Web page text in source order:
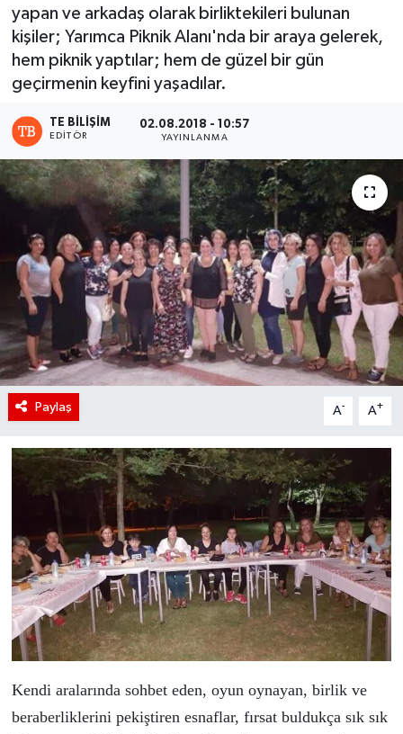
yapan ve arkadaş olarak birliktekileri bulunan
kişiler; Yarımca Piknik Alanı'nda bir araya gelerek,
hem piknik yaptılar; hem de güzel bir gün
geçirmenin keyfini yaşadılar.
TE BILIŞIM
EDITÖR
02.08.2018 - 10:57
YAYINLANMA
Paylaş A- A+
Kendi aralarında sohbet eden, oyun oynayan, birlik ve
beraberliklerini pekiştiren esnaflar, fırsat buldukça sık sık